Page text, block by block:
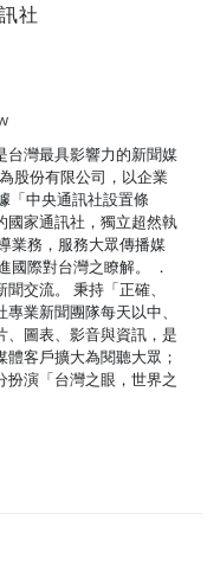
社
台灣最具影響力的新聞媒
股份有限公司，以企業
「中央通訊社設置條
國家通訊社，獨立超然執
業務，服務大眾傳播媒
國際對台灣之瞭解。 ．
交流。 秉持「正確、
業新聞團隊每天以中、
、圖表、影音與資訊，是
客戶擴大為閱聽大眾；
演「台灣之眼，世界之